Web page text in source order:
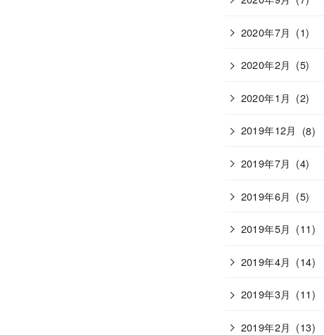
2020年7月 (1)
2020年2月 (5)
2020年1月 (2)
2019年12月 (8)
2019年7月 (4)
2019年6月 (5)
2019年5月 (11)
2019年4月 (14)
2019年3月 (11)
2019年2月 (13)